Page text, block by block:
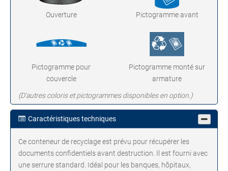
Ouverture Pictogramme avant
Pictogramme pour
couvercle
Pictogramme monté sur
armature
(D'autres coloris et pictogrammes disponibles en option.)
Caractéristiques techniques
Ce conteneur de recyclage est prévu pour récupérer les
documents confidentiels avant destruction. Il est fourni avec
une serrure standard. Idéal pour les banques, hôpitaux,